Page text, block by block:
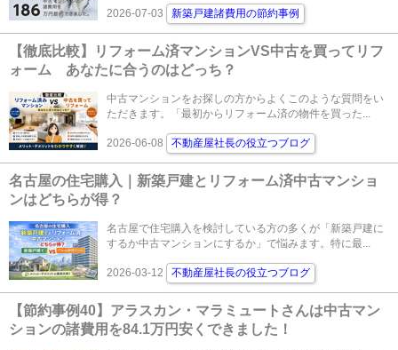
2026-07-03 新築戸建諸費用の節約事例
【徹底比較】リフォーム済マンションVS中古を買ってリフ
ォーム あなたに合うのはどっち？
中古マンションをお探しの方からよくこのような質問をい
ただきます。「最初からリフォーム済の物件を買った...
2026-06-08 不動産屋社長の役立つブログ
名古屋の住宅購入｜新築戸建とリフォーム済中古マンショ
ンはどちらが得？
名古屋で住宅購入を検討している方の多くが「新築戸建に
するか中古マンションにするか」で悩みます。特に最...
2026-03-12 不動産屋社長の役立つブログ
【節約事例40】アラスカン・マラミュートさんは中古マン
ションの諸費用を84.1万円安くできました！